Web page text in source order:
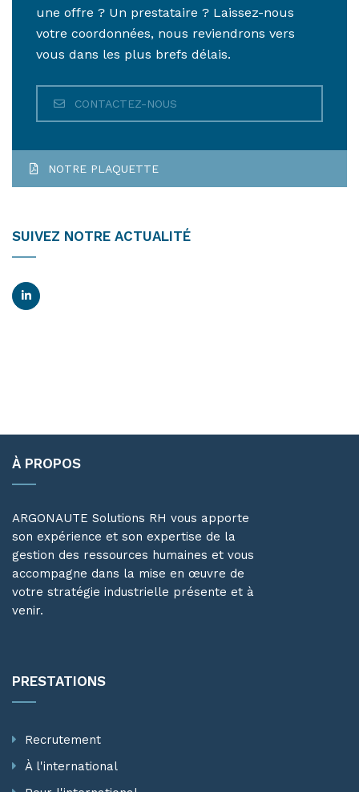
une offre ? Un prestataire ? Laissez-nous
votre coordonnées, nous reviendrons vers
vous dans les plus brefs délais.
CONTACTEZ-NOUS
NOTRE PLAQUETTE
SUIVEZ NOTRE ACTUALITÉ
À PROPOS
ARGONAUTE Solutions RH vous apporte
son expérience et son expertise de la
gestion des ressources humaines et vous
accompagne dans la mise en œuvre de
votre stratégie industrielle présente et à
venir.
PRESTATIONS
Recrutement
À l'international